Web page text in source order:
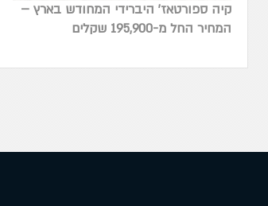
קיה ספורטאז' היברידי המחודש בארץ –
המחיר החל מ-195,900 שקלים